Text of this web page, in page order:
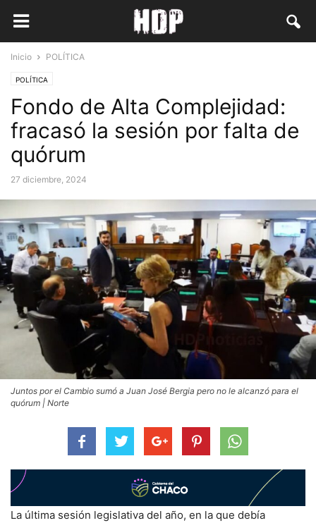
Inicio POLÍTICA
POLÍTICA
Fondo de Alta Complejidad:
fracasó la sesión por falta de
quórum
27 diciembre, 2024
Juntos por el Cambio sumó a Juan José Bergia pero no le alcanzó para el
quórum | Norte
La última sesión legislativa del año, en la que debía